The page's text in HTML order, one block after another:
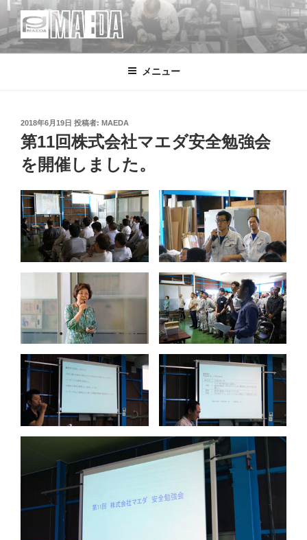
テ
ン
MAEDA
株式会社マエダ 鋼製建具・装飾金物製品・強化ガラス製品・装飾アク
リル製品・サイン の 設計・デザイン・製作・施工
メニュー
投
稿
日:
2018年6月19日 投稿者: MAEDA
第11回株式会社マエダ安全勉強会
を開催しました。